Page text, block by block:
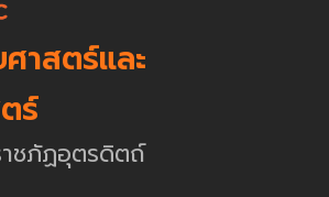
าสตร์และ
ร์
ชภัฏอุตรดิตถ์